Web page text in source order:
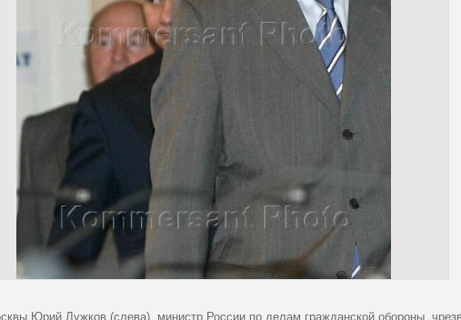
Юрий Лужков (слева), министр России по делам гражданской обороны,